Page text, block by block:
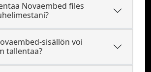
Novaembed files
sisällön voi
tallentaa?